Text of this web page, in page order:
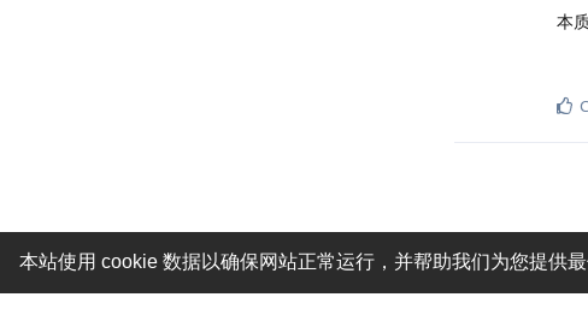
本站使用 cookie 数据以确保网站正常运行，并帮助我们为您提供
本